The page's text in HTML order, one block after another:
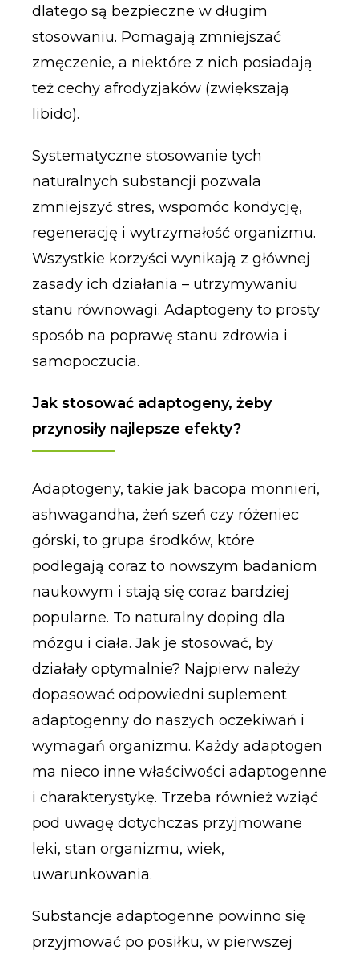
dlatego są bezpieczne w długim
stosowaniu. Pomagają zmniejszać
zmęczenie, a niektóre z nich posiadają
też cechy afrodyzjaków (zwiększają
libido).
Systematyczne stosowanie tych
naturalnych substancji pozwala
zmniejszyć stres, wspomóc kondycję,
regenerację i wytrzymałość organizmu.
Wszystkie korzyści wynikają z głównej
zasady ich działania – utrzymywaniu
stanu równowagi. Adaptogeny to prosty
sposób na poprawę stanu zdrowia i
samopoczucia.
Jak stosować adaptogeny, żeby
przynosiły najlepsze efekty?
Adaptogeny, takie jak bacopa monnieri,
ashwagandha, żeń szeń czy różeniec
górski, to grupa środków, które
podlegają coraz to nowszym badaniom
naukowym i stają się coraz bardziej
popularne. To naturalny doping dla
mózgu i ciała. Jak je stosować, by
działały optymalnie? Najpierw należy
dopasować odpowiedni suplement
adaptogenny do naszych oczekiwań i
wymagań organizmu. Każdy adaptogen
ma nieco inne właściwości adaptogenne
i charakterystykę. Trzeba również wziąć
pod uwagę dotychczas przyjmowane
leki, stan organizmu, wiek,
uwarunkowania.
Substancje adaptogenne powinno się
przyjmować po posiłku, w pierwszej